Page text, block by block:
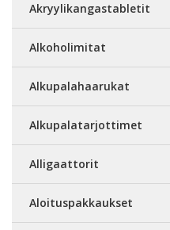
Akryylikangastabletit
Alkoholimitat
Alkupalahaarukat
Alkupalatarjottimet
Alligaattorit
Aloituspakkaukset